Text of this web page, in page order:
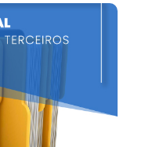
e inovadora,
e
de seus